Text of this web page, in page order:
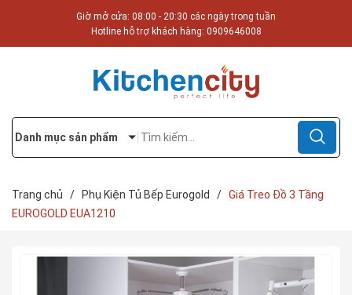
Giờ mở cửa: 08:00 - 20:30 các ngày trong tuần
Hotline hỗ trợ khách hàng: 0909646008
Danh mục sản phẩm
Trang chủ / Phụ Kiện Tủ Bếp Eurogold / Giá Treo Đồ 3 Tầng
EUROGOLD EUA1210